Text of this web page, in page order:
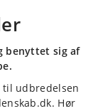
benyttet sig af
udbredelsen
Hør